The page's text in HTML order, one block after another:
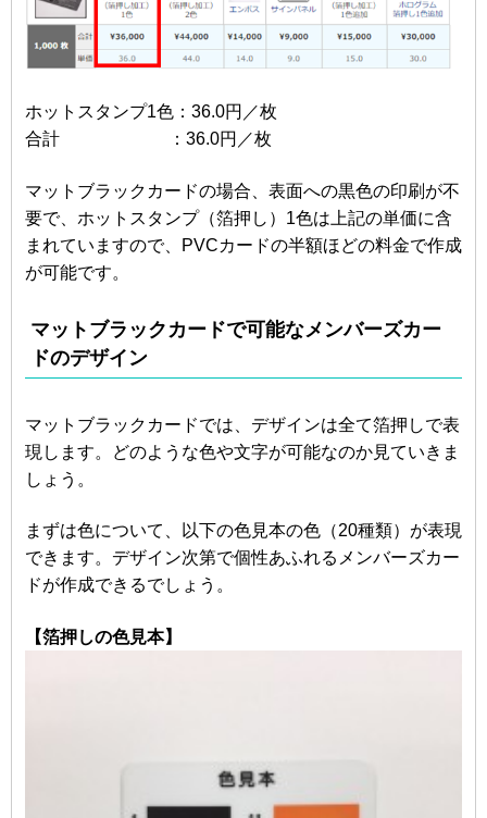
ホットスタンプ1色：36.0円／枚
合計 ：36.0円／枚
マットブラックカードの場合、表面への黒色の印刷が不
要で、ホットスタンプ（箔押し）1色は上記の単価に含
まれていますので、PVCカードの半額ほどの料金で作成
が可能です。
マットブラックカードで可能なメンバーズカー
ドのデザイン
マットブラックカードでは、デザインは全て箔押しで表
現します。どのような色や文字が可能なのか見ていきま
しょう。
まずは色について、以下の色見本の色（20種類）が表現
できます。デザイン次第で個性あふれるメンバーズカー
ドが作成できるでしょう。
【箔押しの色見本】